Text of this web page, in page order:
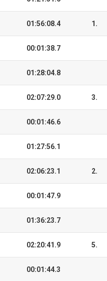
01:56:08.4 1.
00:01:38.7
01:28:04.8
02:07:29.0 3.
00:01:46.6
01:27:56.1
02:06:23.1 2.
00:01:47.9
01:36:23.7
02:20:41.9 5.
00:01:44.3